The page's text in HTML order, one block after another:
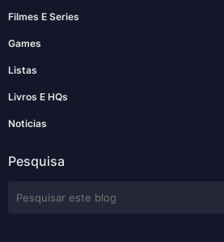
Filmes E Series
Games
Listas
Livros E HQs
Noticias
Pesquisa